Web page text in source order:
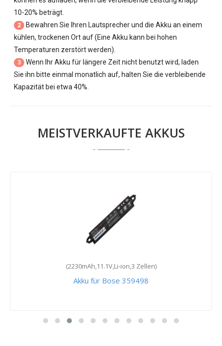
10-20% beträgt.
2
Bewahren Sie Ihren Lautsprecher und die Akku an einem
kühlen, trockenen Ort auf (Eine Akku kann bei hohen
Temperaturen zerstört werden).
3
Wenn Ihr Akku für längere Zeit nicht benutzt wird, laden
Sie ihn bitte einmal monatlich auf, halten Sie die verbleibende
Kapazität bei etwa 40%.
MEISTVERKAUFTE AKKUS
(2230mAh,11.1V,Li-ion,3 Zellen)
Akku für Bose 359498